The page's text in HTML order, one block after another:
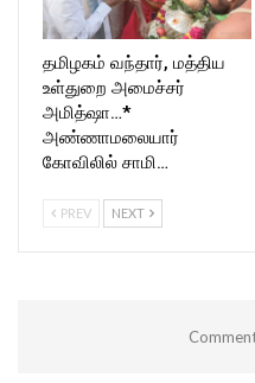
தமிழகம் வந்தார், மத்திய
உள்துறை அமைச்சர்
அமித்ஷா…*
அண்ணாமலையார்
கோவிலில் சாமி…
PREV NEXT